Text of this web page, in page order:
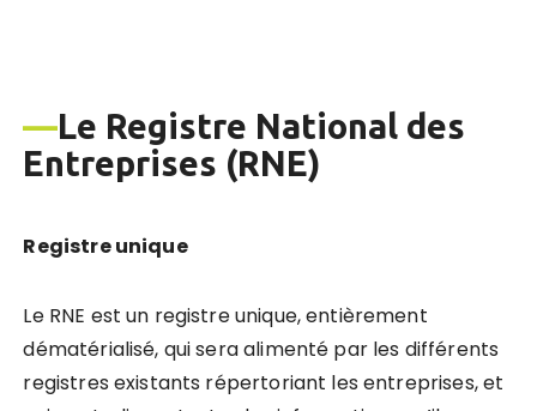
—Le Registre National des
Entreprises (RNE)
Registre unique
Le RNE est un registre unique, entièrement
dématérialisé, qui sera alimenté par les différents
registres existants répertoriant les entreprises, et